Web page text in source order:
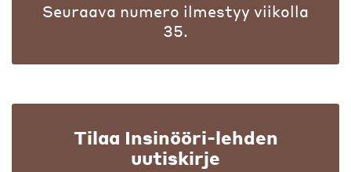
Seuraava numero ilmestyy viikolla
35.
Tilaa Insinööri-lehden
uutiskirje